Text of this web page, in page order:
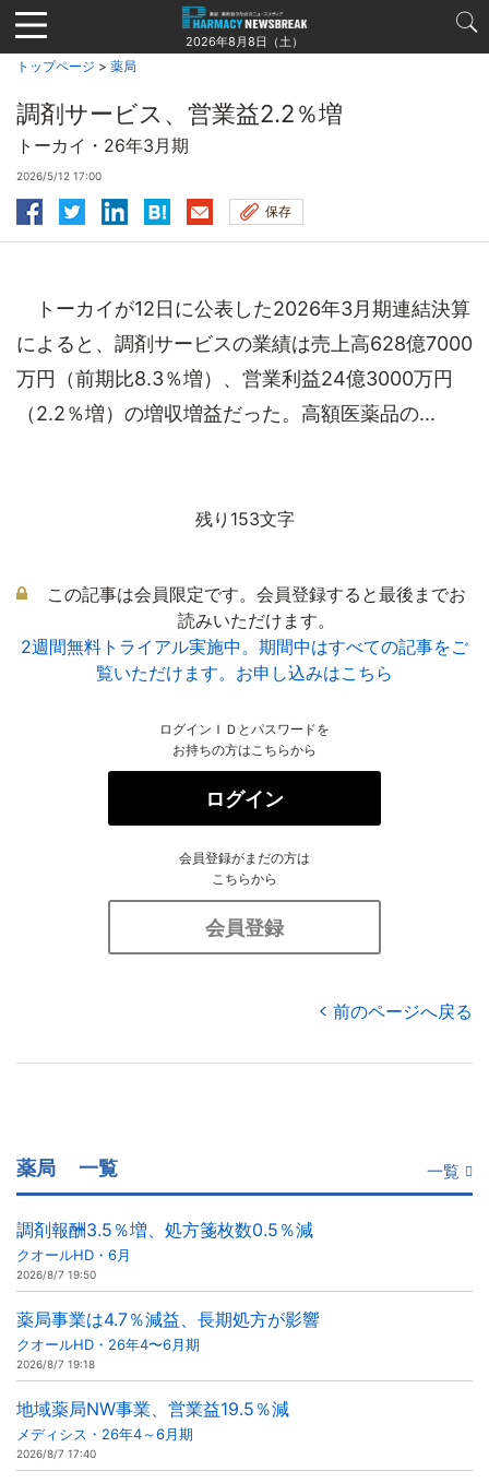
Jump
to
navigation
2026年8月8日（土）
トップページ > 薬局
調剤サービス、営業益2.2％増
トーカイ・26年3月期
2026/5/12 17:00
保存
トーカイが12日に公表した2026年3月期連結決算
によると、調剤サービスの業績は売上高628億7000
万円（前期比8.3％増）、営業利益24億3000万円
（2.2％増）の増収増益だった。高額医薬品の...
残り153文字
この記事は会員限定です。会員登録すると最後までお
読みいただけます。
2週間無料トライアル実施中。期間中はすべての記事をご
覧いただけます。お申し込みはこちら
ログインＩＤとパスワードを
お持ちの方はこちらから
ログイン
会員登録がまだの方は
こちらから
会員登録
前のページへ戻る
薬局 一覧 一覧
調剤報酬3.5％増、処方箋枚数0.5％減
クオールHD・6月
2026/8/7 19:50
薬局事業は4.7％減益、長期処方が影響
クオールHD・26年4〜6月期
2026/8/7 19:18
地域薬局NW事業、営業益19.5％減
メディシス・26年4～6月期
2026/8/7 17:40